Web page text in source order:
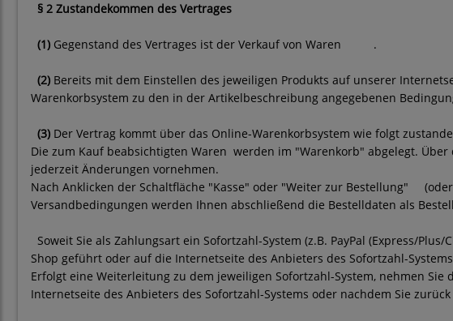
§ 2 Zustandekommen des Vertrages
(1) Gegenstand des Vertrages ist der Verkauf von Waren .
(2) Bereits mit dem Einstellen des jeweiligen Produkts auf unserer
Warenkorbsystem zu den in der Artikelbeschreibung angegebenen
(3) Der Vertrag kommt über das Online-Warenkorbsystem wie folgt
Die zum Kauf beabsichtigten Waren werden im "Warenkorb" abgelegt.
jederzeit Änderungen vornehmen.
Nach Anklicken der Schaltfläche "Kasse" oder "Weiter zur Bestellung"
Versandbedingungen werden Ihnen abschließend die Bestelldaten als
Soweit Sie als Zahlungsart ein Sofortzahl-System (z.B. PayPal (Express/
Shop geführt oder auf die Internetseite des Anbieters des Sofortzahl-
Erfolgt eine Weiterleitung zu dem jeweiligen Sofortzahl-System, nehmen
Internetseite des Anbieters des Sofortzahl-Systems oder nachdem Sie